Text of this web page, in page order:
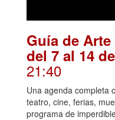
Guía de
del 7 al 14
21:40
Una agenda completa
teatro, cine, ferias,
programa de